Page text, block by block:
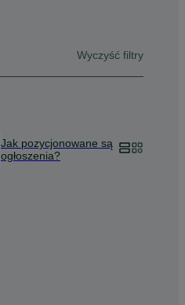
Wyczyść filtry
Jak pozycjonowane są
ogłoszenia?